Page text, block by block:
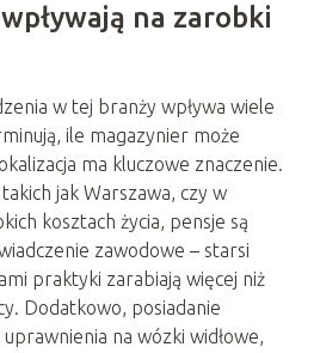
na zarobki
w tej branży wpływa wiele
ile magazynier może
ma kluczowe znaczenie.
jak Warszawa, czy w
kosztach życia, pensje są
zawodowe – starsi
praktyki zarabiają więcej niż
Dodatkowo, posiadanie
na wózki widłowe,